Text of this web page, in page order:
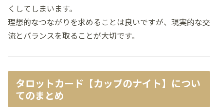
くしてしまいます。
理想的なつながりを求めることは良いですが、現実的な交
流とバランスを取ることが大切です。
タロットカード【カップのナイト】につい
てのまとめ